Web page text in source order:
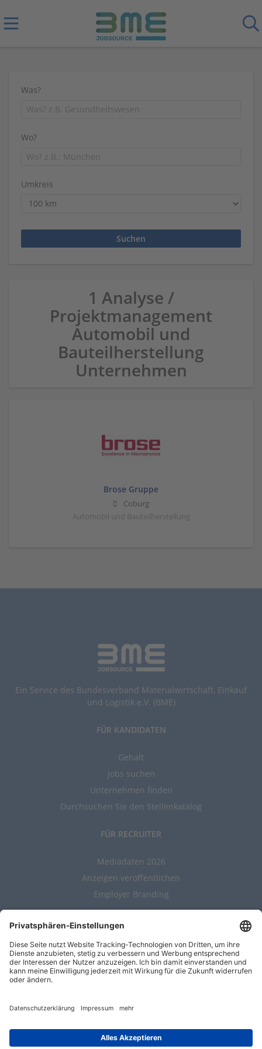
Was?
Wo?
Umkreis
1 Analyse /
Projektmanagement
Automobil und
Bauteilherstellung
Unternehmen
Brose Gruppe
Coburg
Automobil und Bauteilherstellung
Ein Service des Bundesverband Materialwirtschaft, Einkauf
und Logistik e.V. (BME)
FÜR KANDIDATEN
Gehalt
Jobs suchen
Unternehmen finden
Durchsuchen Sie den Stellenkatalog
FÜR RECRUITER
Mediadaten 2026
Anzeigen veröffentlichen
Employer Branding
ALLGEMEIN
Kontakt
AGBs